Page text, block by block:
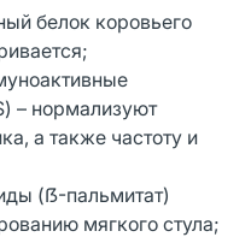
белок коровьего
– нормализуют
а также частоту и
(ẞ-пальмитат)
мягкого стула;